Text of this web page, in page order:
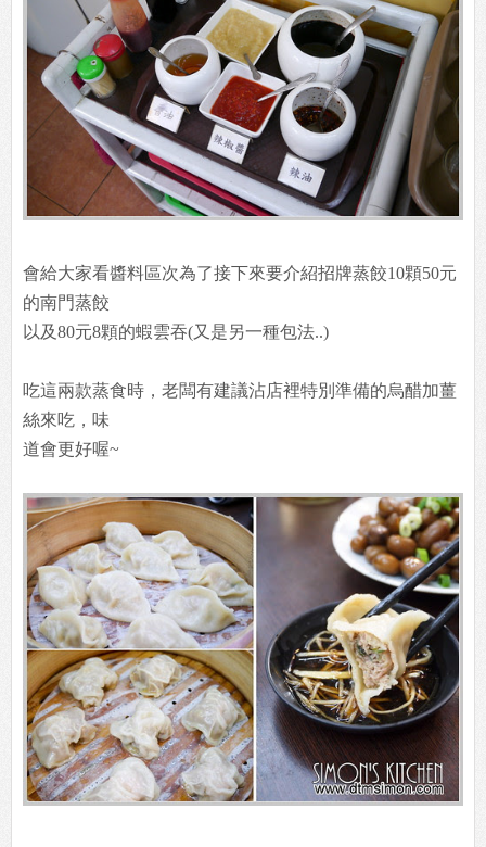
會給大家看醬料區次為了接下來要介紹招牌蒸餃10顆50元
的南門蒸餃
以及80元8顆的蝦雲吞(又是另一種包法..)
吃這兩款蒸食時，老闆有建議沾店裡特別準備的烏醋加薑
絲來吃，味
道會更好喔~